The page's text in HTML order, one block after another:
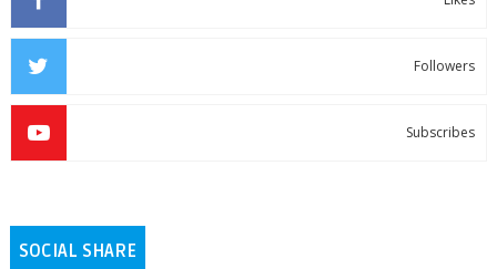
Followers
Subscribes
SOCIAL SHARE